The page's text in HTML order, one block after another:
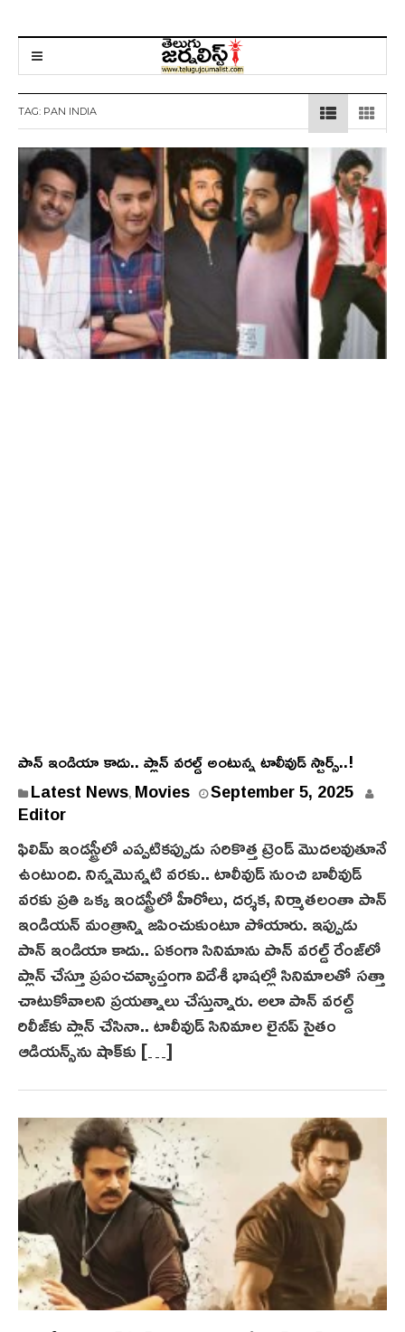
TAG: PAN INDIA
పాన్ ఇండియా కాదు.. ప్లాన్ వరల్డ్ అంటున్న టాలీవుడ్ స్టార్స్..!
Latest News, Movies September 5, 2025S
p
t
e
m
b
e
r
5
2
Editor
ఫిలిమ్ ఇండస్ట్రీలో ఎప్పటికప్పుడు సరికొత్త ట్రెండ్‌ మొదలవుతూనే
ఉంటుంది. నిన్న‌మొన్నటి వరకు.. టాలీవుడ్ నుంచి బాలీవుడ్
వరకు ప్రతి ఒక్క ఇండస్ట్రీలో హీరోలు, దర్శక, నిర్మాతలంతా పాన్
ఇండియన్ మంత్రాన్ని జపించుకుంటూ పోయారు. ఇప్పుడు
పాన్ ఇండియా కాదు.. ఏకంగా సినిమాను పాన్ వరల్డ్ రేంజ్‌లో
ప్లాన్ చేస్తూ ప్రపంచవ్యాప్తంగా విదేశీ భాషల్లో సినిమాలతో సత్తా
చాటుకోవాలని ప్రయత్నాలు చేస్తున్నారు. అలా పాన్ వర‌ల్డ్‌
రిలీజ్‌కు ప్లాన్ చేసినా.. టాలీవుడ్ సినిమాల లైనప్ సైతం
ఆడియన్స్‌ను షాక్‌కు […]